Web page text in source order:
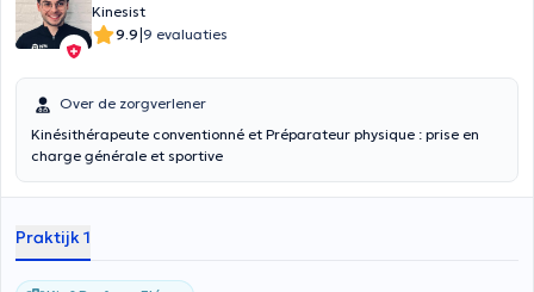
Kinesist
9.9|9 evaluaties
Over de zorgverlener
Kinésithérapeute conventionné et Préparateur physique : prise en
charge générale et sportive
Praktijk 1